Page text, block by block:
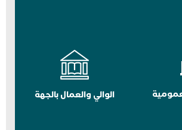
الوالي والعمال بالجهة